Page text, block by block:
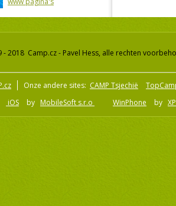
2018 Camp.cz - Pavel Hess, alle rechten
Onze andere sites: CAMP Tsjechië
iOS by MobileSoft s.r.o WinPhone by